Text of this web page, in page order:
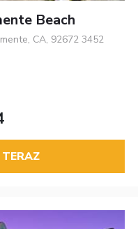
Beach
CA, 92672 3452
TERAZ